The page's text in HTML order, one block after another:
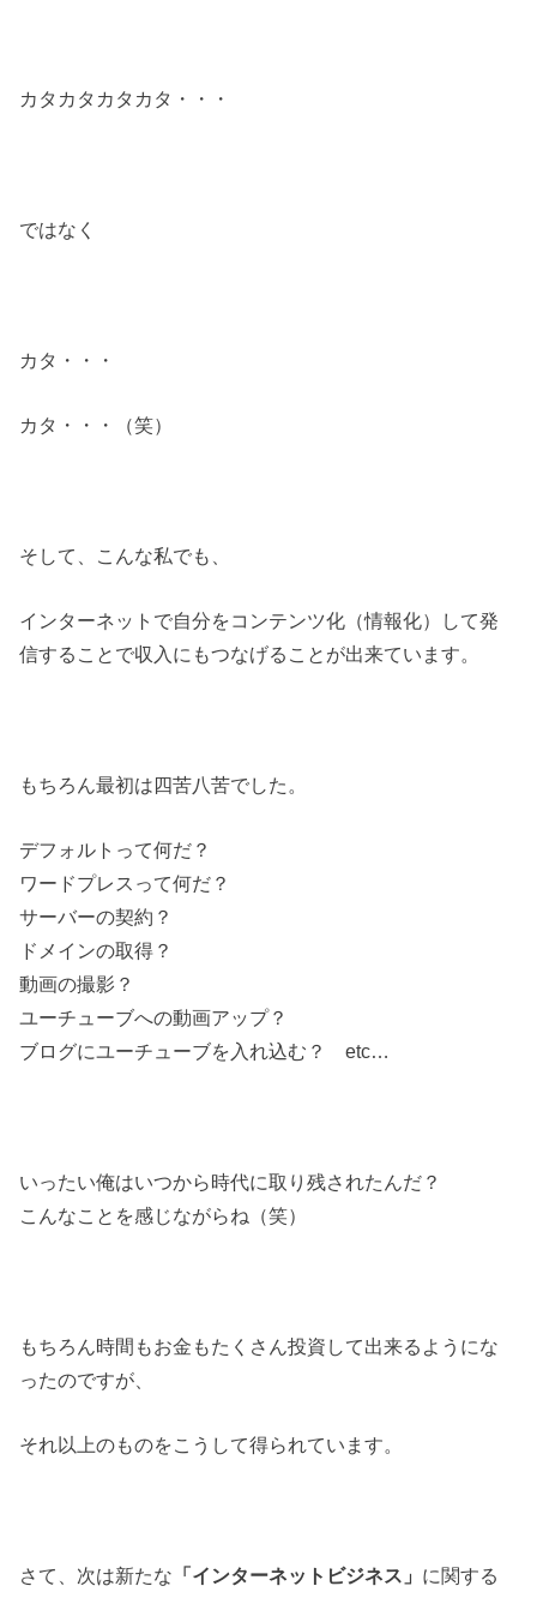
カタカタカタカタ・・・
ではなく
カタ・・・
カタ・・・（笑）
そして、こんな私でも、
インターネットで自分をコンテンツ化（情報化）して発
信することで収入にもつなげることが出来ています。
もちろん最初は四苦八苦でした。
デフォルトって何だ？
ワードプレスって何だ？
サーバーの契約？
ドメインの取得？
動画の撮影？
ユーチューブへの動画アップ？
ブログにユーチューブを入れ込む？ etc…
いったい俺はいつから時代に取り残されたんだ？
こんなことを感じながらね（笑）
もちろん時間もお金もたくさん投資して出来るようにな
ったのですが、
それ以上のものをこうして得られています。
さて、次は新たな 「インターネットビジネス」 に関する